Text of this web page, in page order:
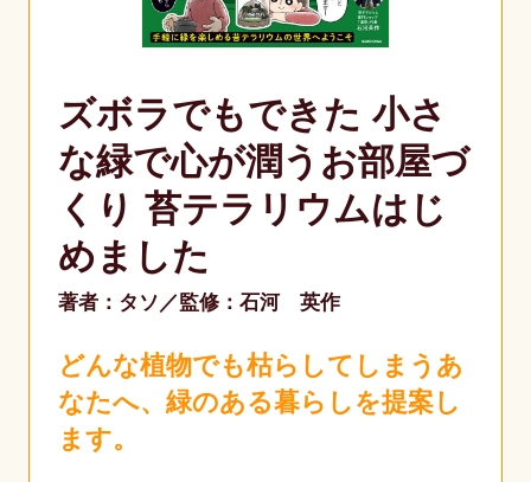
ズボラでもできた 小さ
な緑で心が潤うお部屋づ
くり 苔テラリウムはじ
めました
著者：タソ 監修：石河 英作
どんな植物でも枯らしてしまうあ
なたへ、緑のある暮らしを提案し
ます。